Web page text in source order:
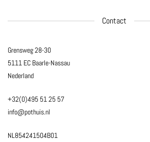
Contact
Grensweg 28-30
5111 EC Baarle-Nassau
Nederland
+32(0)495 51 25 57
info@pothuis.nl
NL854241504B01